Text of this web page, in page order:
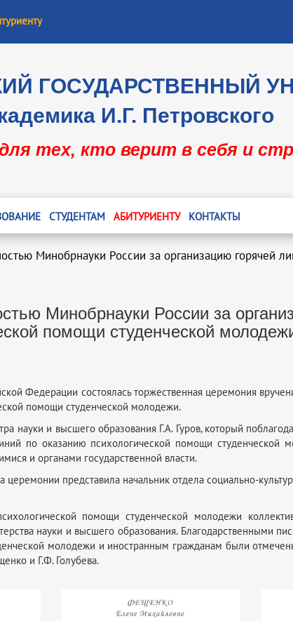
ГОСУДАРСТВЕННЫЙ
И.Г. Петровского
тех, кто верит в себя и
СТУДЕНТАМ АБИТУРИЕНТУ КОНТАКТЫ
Минобрнауки России за организацию горячей
Минобрнауки России за
помощи студенческой
Федерации состоялась торжественная церемония
помощи студенческой молодежи.
науки и высшего образования Г.А. Гуров, который
по оказанию психологической помощи студенческой
и органами государственной власти.
церемонии представила начальник отдела социально-
помощи студенческой молодежи
науки и высшего образования. Благодарственными
молодежи и иностранным гражданам были
и Г.Ф. Голубева.